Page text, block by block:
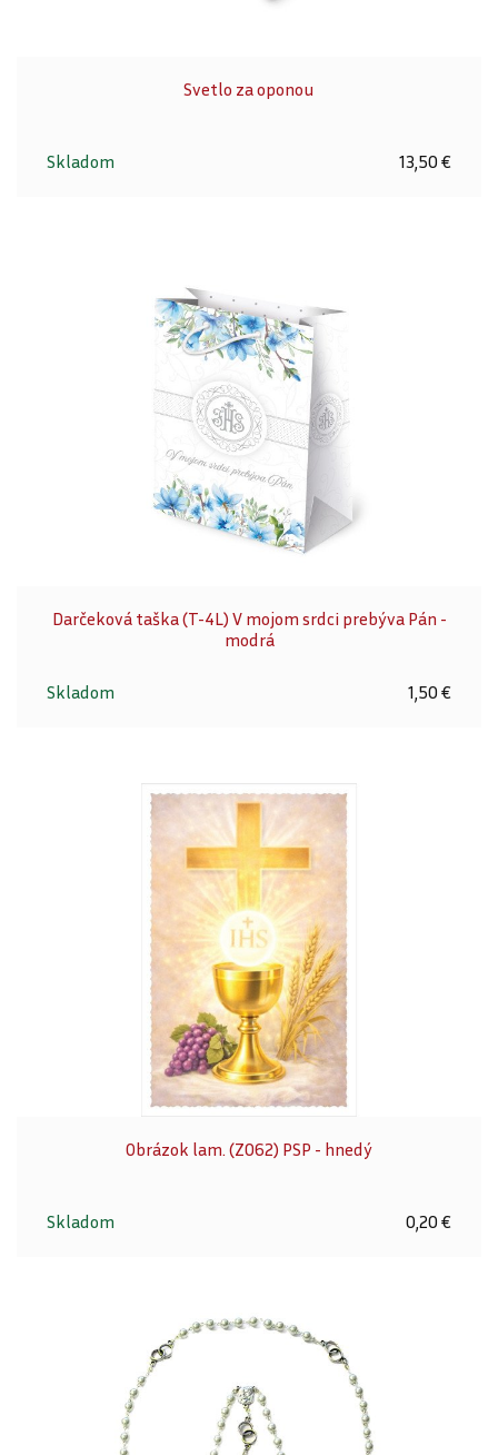
Svetlo za oponou
Skladom 13,50 €
Darčeková taška (T-4L) V mojom srdci prebýva Pán -
modrá
Skladom 1,50 €
Obrázok lam. (Z062) PSP - hnedý
Skladom 0,20 €